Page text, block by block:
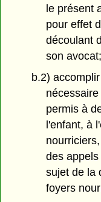
le présent
pour effet
découlant
son avocat;
b.2)
permis à
l'enfant, à
des
sujet de la
foyers